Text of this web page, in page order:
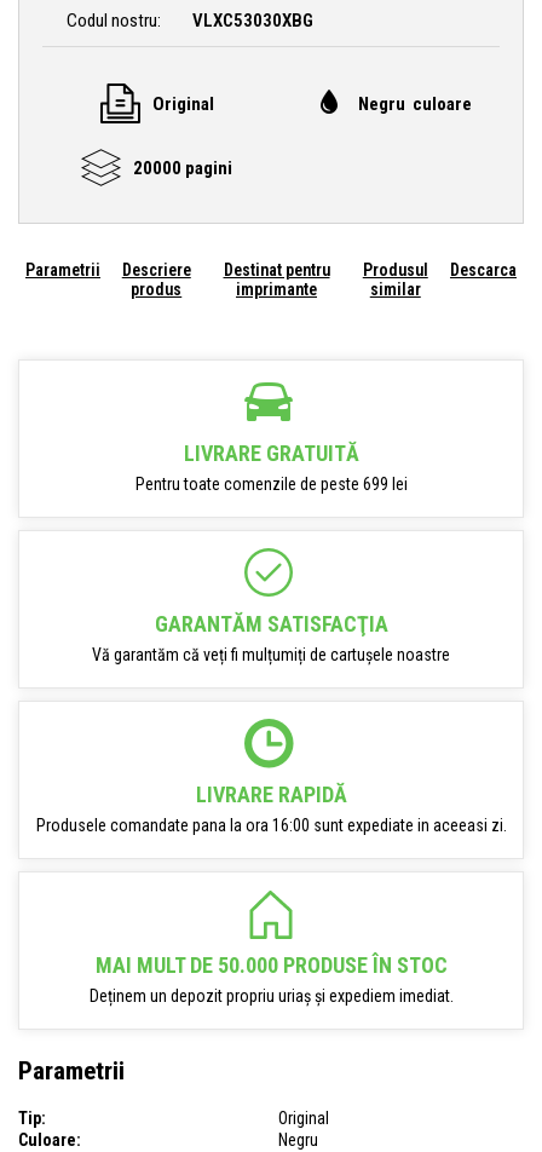
Codul nostru:
VLXC53030XBG
Original Negru culoare
20000 pagini
Parametrii
Descriere
produs
Destinat pentru
imprimante
Produsul
similar
Descarca
LIVRARE GRATUITĂ
Pentru toate comenzile de peste 699 lei
GARANTĂM SATISFACŢIA
Vă garantăm că veți fi mulțumiți de cartușele noastre
LIVRARE RAPIDĂ
Produsele comandate pana la ora 16:00 sunt expediate in aceeasi zi.
MAI MULT DE 50.000 PRODUSE ÎN STOC
Deținem un depozit propriu uriaș și expediem imediat.
Parametrii
Tip:
Original
Culoare:
Negru